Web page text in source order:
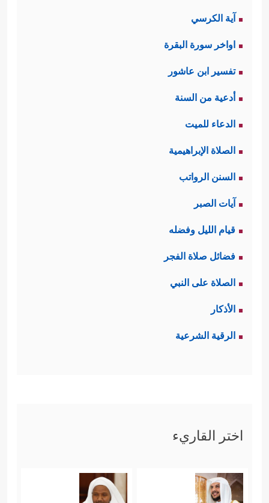
آية الكرسي
اواخر سورة البقرة
تفسير ابن عاشور
أدعية من السنة
الدعاء للميت
الصلاة الإبراهيمية
السنن الرواتب
آيات الصبر
قيام الليل وفضله
فضائل صلاة الفجر
الصلاة على النبي
الأذكار
الرقية الشرعية
اختر القاريء